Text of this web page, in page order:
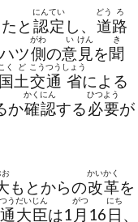
と 認
にん
定
てい
し、 道
どう
路
ろ
ツ側
がわ
の意
い
見
けん
を聞
き
国
こく
土
ど
交
こう
通
つう
省
しょう
による
か確
かく
認
にん
する必
ひつ
要
よう
が
お
もとからの改
かい
革
かく
を
通
つう
大
だい
臣
じん
は1 月
がつ
16 日
にち
、